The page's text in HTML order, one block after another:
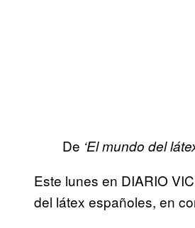
De ‘El mundo del
Este lunes en DIARIO
del látex españoles, en